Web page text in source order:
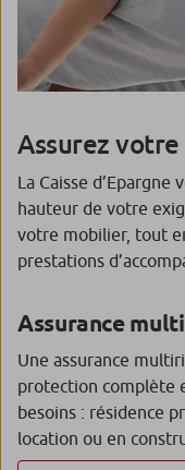
Assurez
La Caisse
hauteur de votre
votre mobilier, tout
prestations
Assurance
Une assurance
protection complète
besoins : résidence
location ou en